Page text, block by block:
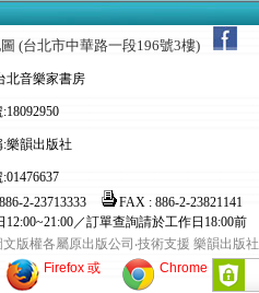
(台北市中華路一段196號3樓)
北音樂家書房
樂韻出版社
2-23713333
FAX : 886-2-23821141
／訂單查詢請於工作日18:00前
版權各屬原出版公司‧技術支援 樂韻出版社
Firefox 或 Chrome